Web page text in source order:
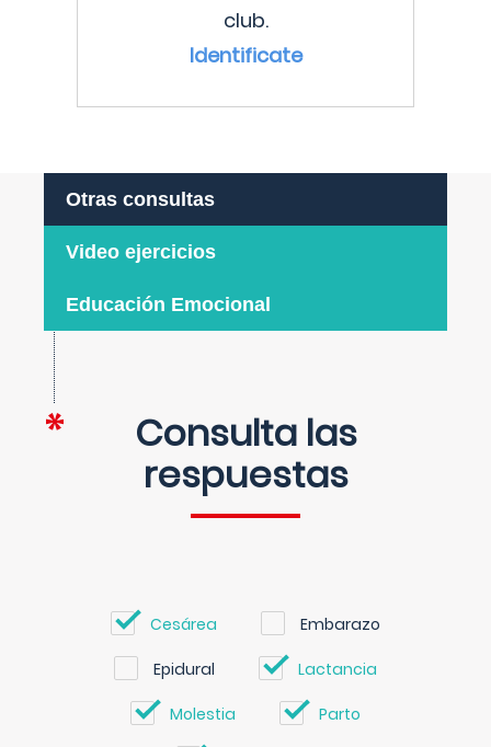
club.
Identificate
Otras consultas
Video ejercicios
Educación Emocional
Consulta las
respuestas
Cesárea Embarazo
Epidural Lactancia
Molestia Parto